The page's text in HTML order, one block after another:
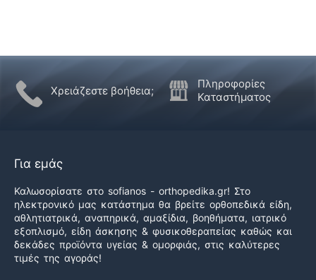
ήταν
χρήσιμο
δεν
χρήσιμο
Χρειάζεστε βοήθεια;
Πληροφορίες
Καταστήματος
Για εμάς
Καλωσορίσατε στο sofianos - orthopedika.gr! Στο
ηλεκτρονικό μας κατάστημα θα βρείτε ορθοπεδικά είδη,
αθλητιατρικά, αναπηρικά, αμαξίδια, βοηθήματα, ιατρικό
εξοπλισμό, είδη άσκησης & φυσικοθεραπείας καθώς και
δεκάδες προϊόντα υγείας & ομορφιάς, στις καλύτερες
τιμές της αγοράς!